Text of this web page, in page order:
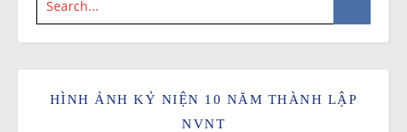
HÌNH ẢNH KỶ NIỆN 10 NĂM THÀNH LẬP
NVNT